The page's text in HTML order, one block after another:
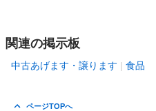
関連の掲示板
中古あげます・譲ります 食品
ページTOPへ